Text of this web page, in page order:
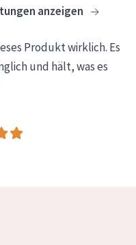
anzeigen
Produkt wirklich. Es
und hält, was es